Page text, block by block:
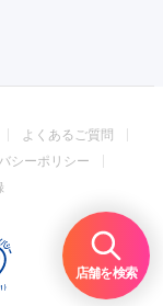
店舗を検索
華籠
り
矢絣
よくあるご質問
シーポリシー